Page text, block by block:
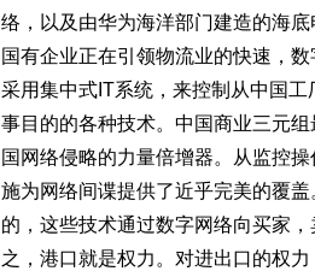
络，以及由华为海洋部门建造的海
国有企业正在引领物流业的快速，
采用集中式IT系统，来控制从中国
事目的的各种技术。中国商业三元
国网络侵略的力量倍增器。从监控
施为网络间谍提供了近乎完美的覆
的，这些技术通过数字网络向买家
之，港口就是权力。对进出口的权